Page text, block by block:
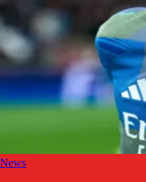
News